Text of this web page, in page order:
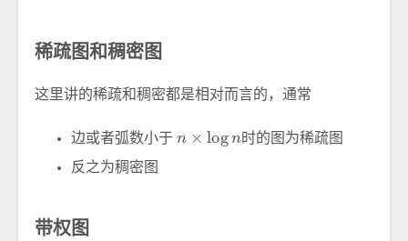
稀疏图和稠密图
这里讲的稀疏和稠密都是相对而言的，通常
边或者弧数小于 log
时的图为稀疏图
反之为稠密图
带权图